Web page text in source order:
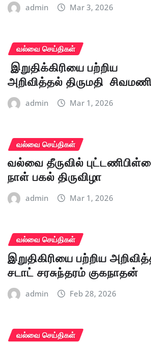
admin Mar 3, 2026
வல்வை செய்திகள்
இறுதிக்கிரியை பற்றிய
அறிவித்தல் திருமதி சிவமணி
admin Mar 1, 2026
வல்வை செய்திகள்
வல்வை தீருவில்
நாள் பகல் திருவிழா
admin Mar 1, 2026
வல்வை செய்திகள்
இறுதிகிரியை பற்றிய
சடாட் சரசுந்தரம் குகநாதன்
admin Feb 28, 2026
வல்வை செய்திகள்